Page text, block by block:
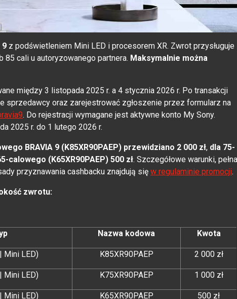
9 z podświetleniem Mini LED i procesorem XR. Zwrot przysługuje
cali u autoryzowanego partnera. Maksymalnie można
między 3 listopada 2025 r. a 4 stycznia 2026 r. Po transakcji
sprzedawcy oraz zarejestrować zgłoszenie przez formularz na
. Do rejestracji wymagane jest aktywne konto My Sony.
2025 r. do 1 lutego 2026 r.
BRAVIA 9 (K85XR90PAEP) przewidziano 2 000 zł, dla 75-
calowego (K65XR90PAEP) 500 zł. Szczegółowe warunki, pełna
przyznawania cashbacku znajdują się w regulaminie promocji.
zwrotu:
Nazwa kodowa Kwota
Mini LED) K85XR90PAEP 2 000 zł
Mini LED) K75XR90PAEP 1 000 zł
Mini LED) K65XR90PAEP 500 zł